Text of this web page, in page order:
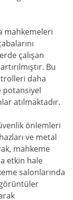
mahkemeleri
çalışan
Bu
daha
potansiyel
atılmaktadır.
önlemleri
ve metal
mahkeme
etkin hale
salonlarında
görüntüler